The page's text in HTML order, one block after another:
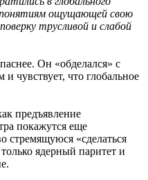
понятиям ощущающей свою
трусливой и слабой
Он «обделался» с
чувствует, что глобальное
предъявление
покажутся еще
стремящуюся «сделаться
ядерный паритет и